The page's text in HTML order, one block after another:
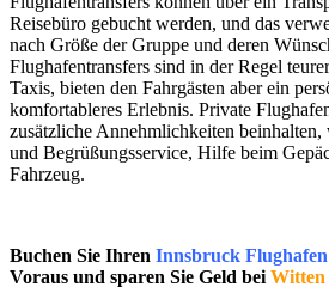
Reisebüro gebucht werden, und das
nach Größe der Gruppe und deren
Flughafentransfers sind in der Regel
Taxis, bieten den Fahrgästen aber ein
komfortableres Erlebnis. Private
zusätzliche Annehmlichkeiten
und Begrüßungsservice, Hilfe beim
Fahrzeug.
Buchen Sie Ihren Innsbruck
Voraus und sparen Sie Geld bei Witten